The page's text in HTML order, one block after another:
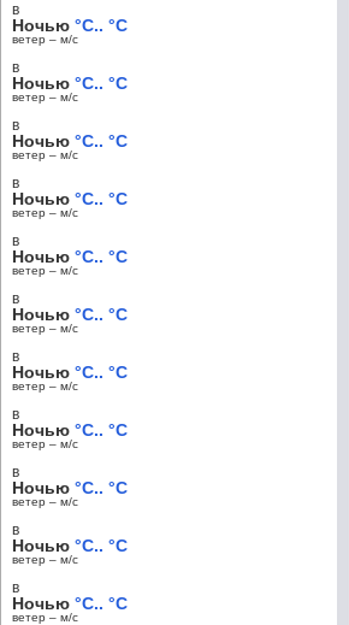
в
Ночью °C.. °C
ветер – м/c
в
Ночью °C.. °C
ветер – м/c
в
Ночью °C.. °C
ветер – м/c
в
Ночью °C.. °C
ветер – м/c
в
Ночью °C.. °C
ветер – м/c
в
Ночью °C.. °C
ветер – м/c
в
Ночью °C.. °C
ветер – м/c
в
Ночью °C.. °C
ветер – м/c
в
Ночью °C.. °C
ветер – м/c
в
Ночью °C.. °C
ветер – м/c
в
Ночью °C.. °C
ветер – м/c